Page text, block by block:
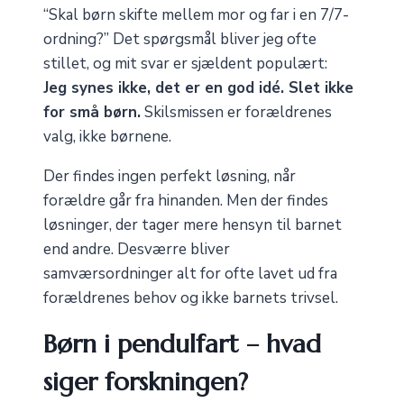
“Skal børn skifte mellem mor og far i en 7/7-
ordning?” Det spørgsmål bliver jeg ofte
stillet, og mit svar er sjældent populært:
Jeg synes ikke, det er en god idé. Slet ikke
for små børn.Skilsmissen er forældrenes
valg, ikke børnene.
Der findes ingen perfekt løsning, når
forældre går fra hinanden. Men der findes
løsninger, der tager mere hensyn til barnet
end andre. Desværre bliver
samværsordninger alt for ofte lavet ud fra
forældrenes behov og ikke barnets trivsel.
Børn i pendulfart – hvad
siger forskningen?